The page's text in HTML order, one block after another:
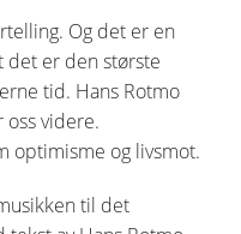
Og det er en
det er den største
tid. Hans Rotmo
oss videre.
optimisme og livsmot.
til det